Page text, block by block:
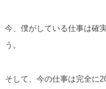
今、僕がしている仕事は確
う。
そして、今の仕事は完全に